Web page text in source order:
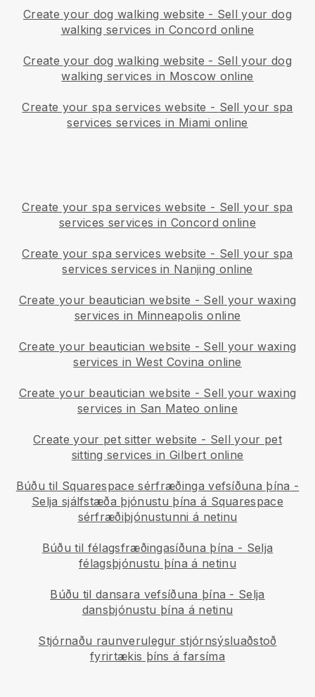
Create your dog walking website - Sell your dog
walking services in Concord online
Create your dog walking website - Sell your dog
walking services in Moscow online
Create your spa services website - Sell your spa
services services in Miami online
Create your spa services website - Sell your spa
services services in Concord online
Create your spa services website - Sell your spa
services services in Nanjing online
Create your beautician website - Sell your waxing
services in Minneapolis online
Create your beautician website - Sell your waxing
services in West Covina online
Create your beautician website - Sell your waxing
services in San Mateo online
Create your pet sitter website - Sell your pet
sitting services in Gilbert online
Búðu til Squarespace sérfræðinga vefsíðuna þína -
Selja sjálfstæða þjónustu þína á Squarespace
sérfræðiþjónustunni á netinu
Búðu til félagsfræðingasíðuna þína - Selja
félagsþjónustu þína á netinu
Búðu til dansara vefsíðuna þína - Selja
dansþjónustu þína á netinu
Stjórnaðu raunverulegur stjórnsýsluaðstoð
fyrirtækis þíns á farsíma